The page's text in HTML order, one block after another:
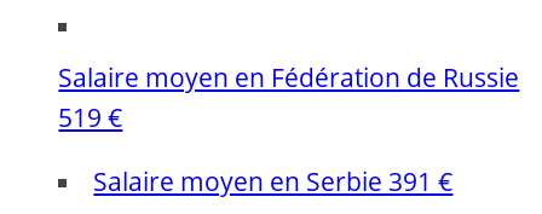
Salaire moyen en Fédération de Russie
519 €
Salaire moyen en Serbie 391 €